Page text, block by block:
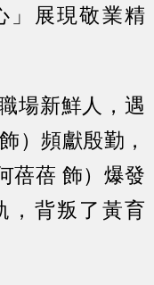
」展現敬業精
場新鮮人，遇
）頻獻殷勤，
蓓蓓 飾）爆發
，背叛了黃育